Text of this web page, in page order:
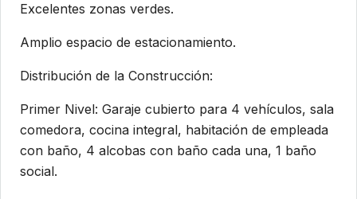
Excelentes zonas verdes.
Amplio espacio de estacionamiento.
Distribución de la Construcción:
Primer Nivel: Garaje cubierto para 4 vehículos, sala
comedora, cocina integral, habitación de empleada
con baño, 4 alcobas con baño cada una, 1 baño
social.